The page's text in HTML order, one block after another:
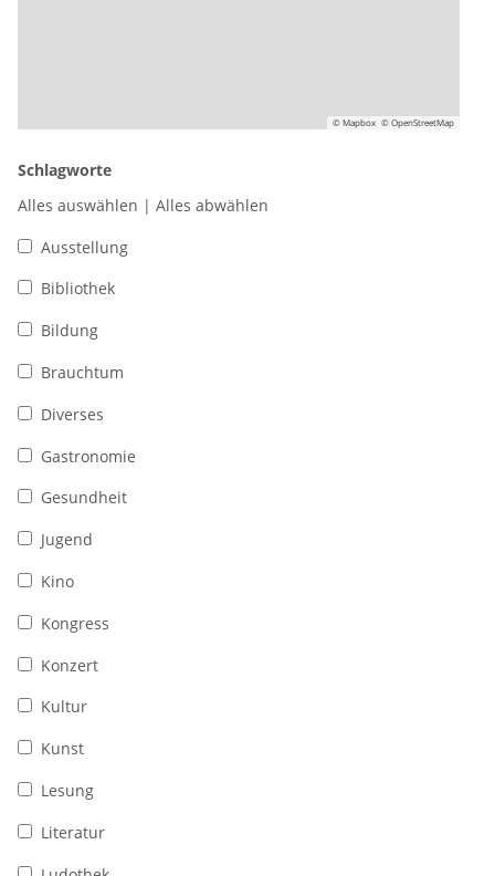
© Mapbox © OpenStreetMap
Schlagworte
Alles auswählen | Alles abwählen
Ausstellung
Bibliothek
Bildung
Brauchtum
Diverses
Gastronomie
Gesundheit
Jugend
Kino
Kongress
Konzert
Kultur
Kunst
Lesung
Literatur